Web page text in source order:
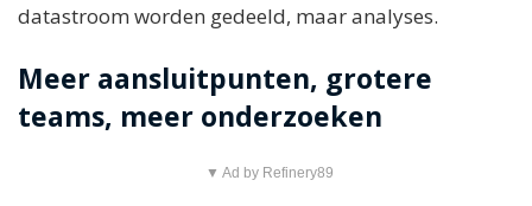
datastroom worden gedeeld, maar analyses.
Meer aansluitpunten, grotere
teams, meer onderzoeken
▼ Ad by Refinery89